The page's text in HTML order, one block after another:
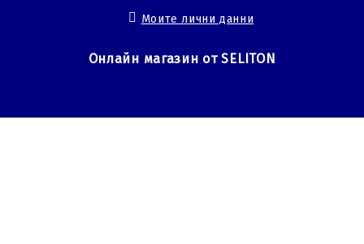
Моите лични данни
Онлайн магазин от SELITON